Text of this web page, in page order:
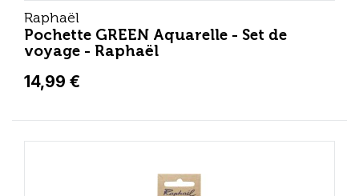
Raphaël
Pochette GREEN Aquarelle - Set de
voyage - Raphaël
14,99 €